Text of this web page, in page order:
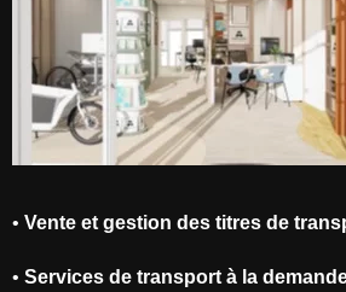
• Vente et gestion des titres de
• Services de transport à la